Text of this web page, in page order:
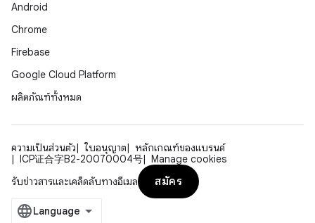
Android
Chrome
Firebase
Google Cloud Platform
ผลิตภัณฑ์ทั้งหมด
ความเป็นส่วนตัว ใบอนุญาต
หลักเกณฑ์ของแบรนด์
ICP证合字B2-20070004号
Manage cookies
รับข่าวสารและเคล็ดลับทางอีเมล
สมัคร